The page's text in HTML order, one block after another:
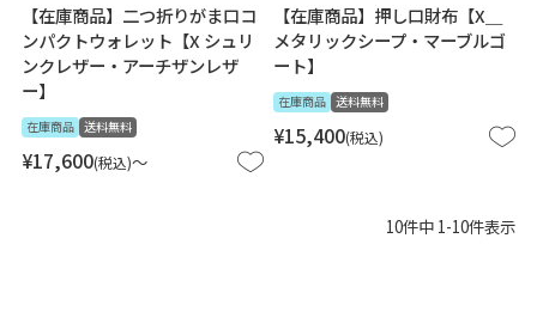
【在庫商品】二つ折りがま口コ
ンパクトウォレット【X シュリ
ンクレザー・アーチザンレザ
ー】
在庫商品 送料無料
¥17,600 税込 〜
【在庫商品】押し口財布【X＿
メタリックシープ・マーブルゴ
ート】
在庫商品 送料無料
¥15,400 税込
10件中 1-10件表示